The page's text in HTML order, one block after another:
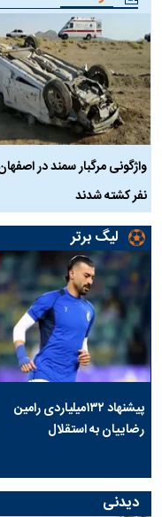
نفر کشته شدند
لیگ برتر
پیشنهاد ۱۳۲میلیاردی رامین
رضاییان به استقلال
دیدنی